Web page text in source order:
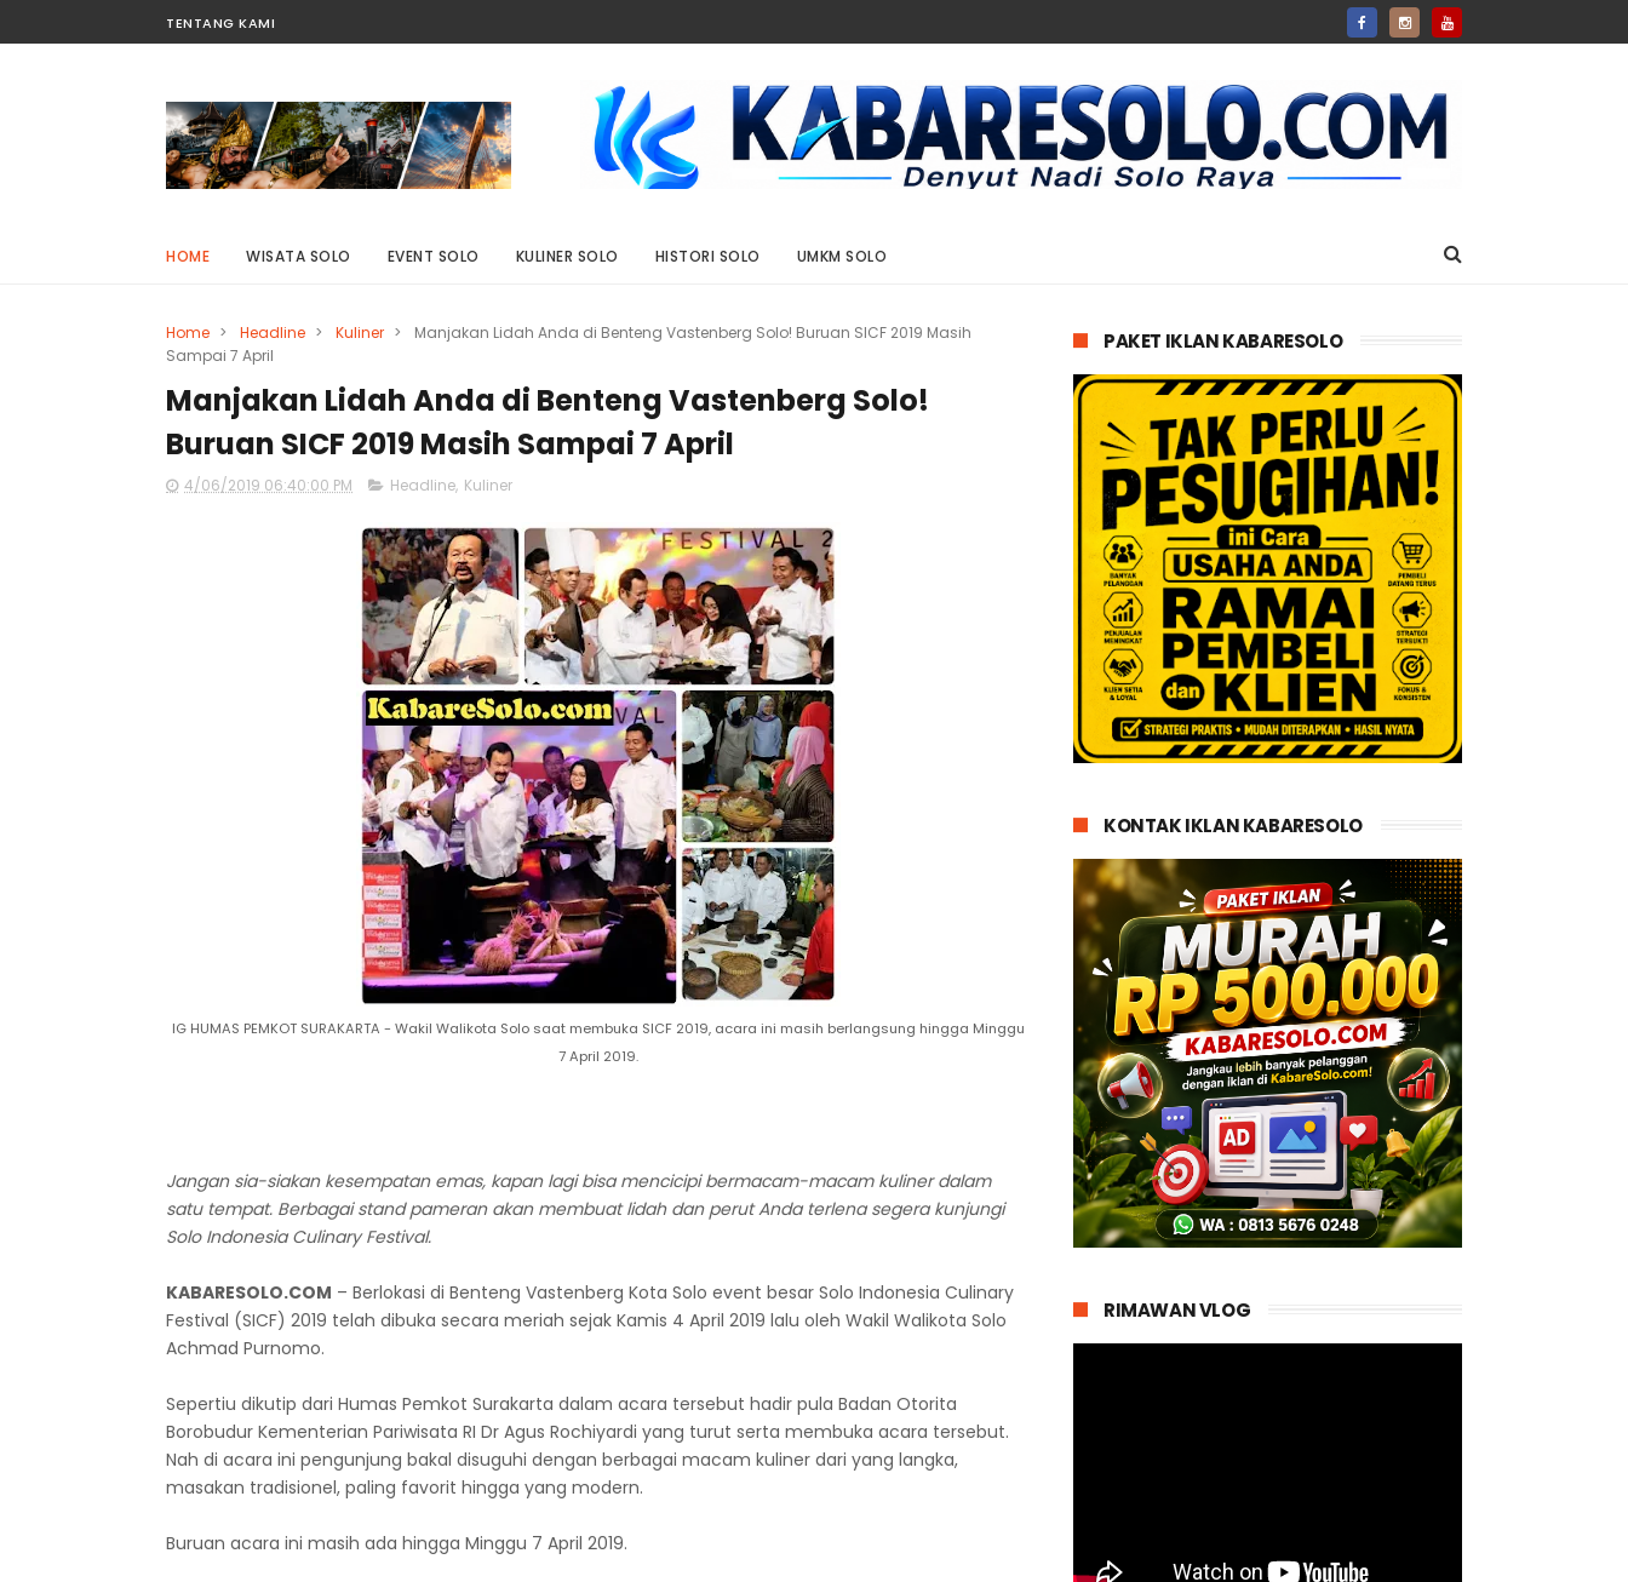
TENTANG KAMI
HOME WISATA SOLO EVENT SOLO KULINER SOLO HISTORI SOLO UMKM SOLO
Home > Headline > Kuliner >
Manjakan Lidah Anda di Benteng Vastenberg Solo! Buruan SICF 2019 Masih
Sampai 7 April
Manjakan Lidah Anda di Benteng Vastenberg Solo!
Buruan SICF 2019 Masih Sampai 7 April
4/06/2019 06:40:00 PM Headline, Kuliner
IG HUMAS PEMKOT SURAKARTA - Wakil Walikota Solo saat membuka SICF 2019, acara ini masih berlangsung hingga Minggu
7 April 2019.
Jangan sia-siakan kesempatan emas, kapan lagi bisa mencicipi bermacam-macam kuliner dalam
satu tempat. Berbagai stand pameran akan membuat lidah dan perut Anda terlena segera kunjungi
Solo Indonesia Culinary Festival.
KABARESOLO.COM – Berlokasi di Benteng Vastenberg Kota Solo event besar Solo Indonesia Culinary
Festival (SICF) 2019 telah dibuka secara meriah sejak Kamis 4 April 2019 lalu oleh Wakil Walikota Solo
Achmad Purnomo.
Sepertiu dikutip dari Humas Pemkot Surakarta dalam acara tersebut hadir pula Badan Otorita
Borobudur Kementerian Pariwisata RI Dr Agus Rochiyardi yang turut serta membuka acara tersebut.
Nah di acara ini pengunjung bakal disuguhi dengan berbagai macam kuliner dari yang langka,
masakan tradisionel, paling favorit hingga yang modern.
Buruan acara ini masih ada hingga Minggu 7 April 2019.
PAKET IKLAN KABARESOLO
KONTAK IKLAN KABARESOLO
RIMAWAN VLOG